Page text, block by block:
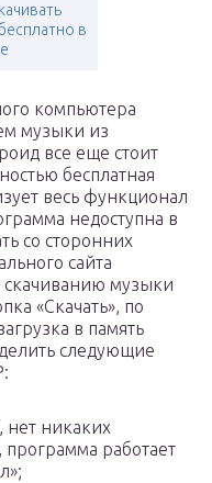
в
компьютера
музыки из
все еще стоит
бесплатная
весь функционал
недоступна в
со сторонних
сайта
скачиванию музыки
«Скачать», по
в память
следующие
нет никаких
программа работает